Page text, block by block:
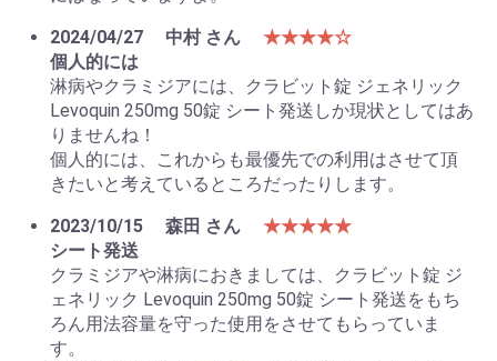
2024/04/27
中村 さん
★★★★☆
個人的には
淋病やクラミジアには、クラビット錠 ジェネリック
Levoquin 250mg 50錠 シート発送しか現状としてはあ
りませんね！
個人的には、これからも最優先での利用はさせて頂
きたいと考えているところだったりします。
2023/10/15
森田 さん
★★★★★
シート発送
クラミジアや淋病におきましては、クラビット錠 ジ
ェネリック Levoquin 250mg 50錠 シート発送をもち
ろん用法容量を守った使用をさせてもらっていま
す。